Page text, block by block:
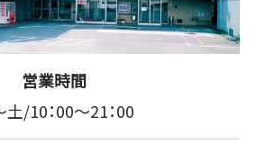
営業時間
土/10：00～21：00